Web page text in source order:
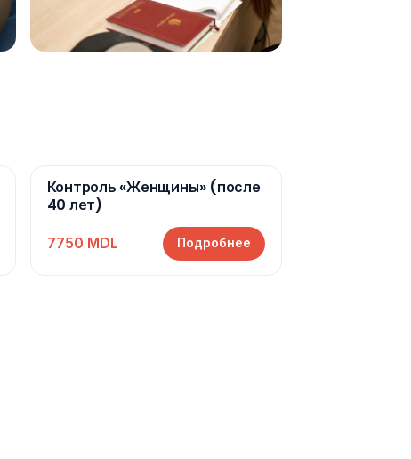
Контроль «Женщины» (после
40 лет)
7750 MDL Подробнее